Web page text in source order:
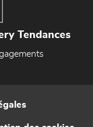
Tendances